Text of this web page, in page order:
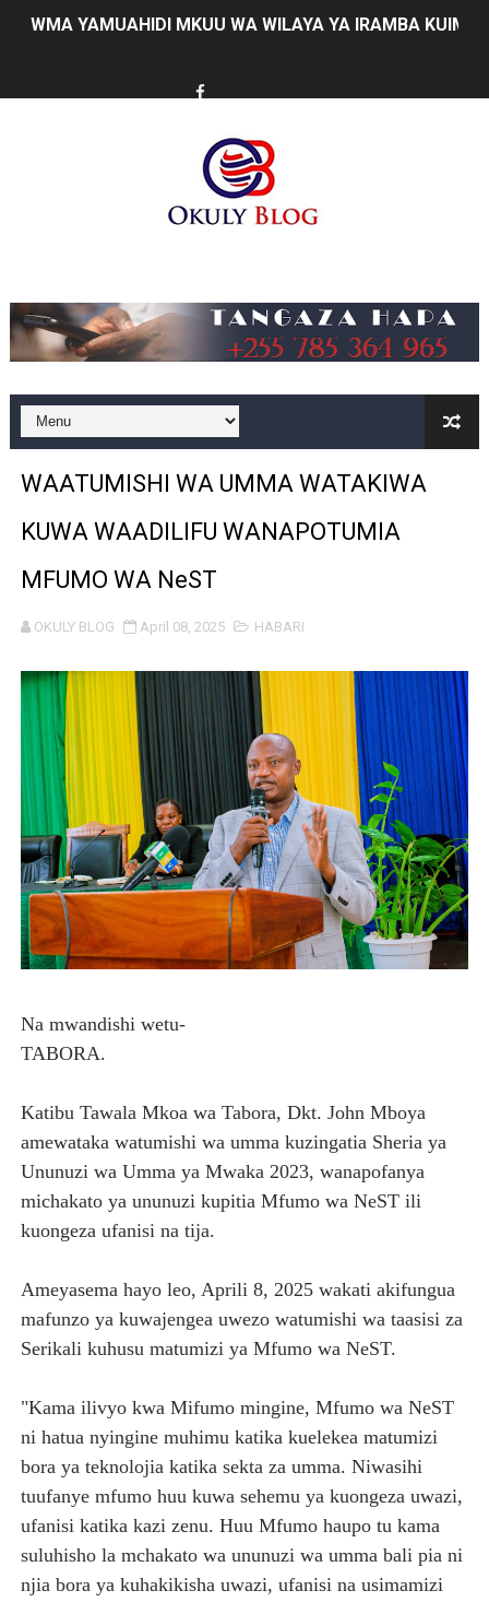
WMA YAMUAHIDI MKUU WA WILAYA YA IRAMBA
MUSOMA YATOA TENDA ZA SH. MILIONI 99 KWA
KILA KILO INAYOPOTEA NI SHILINGI INAYOPOTEA -
WIZARA YA MAWASILIANO YATAJA MAFANIKIO
FCC YAIMARISHA ELIMU YA USHINDANI NA ULINZI WA
Prof. Kabudi ahimiza matumizi ya teknolojia za kisasa
WAZIRI SANGU AZITAKA PSSSF,NSSF,WCF NA OSHA
MTENDAJI MKUU WMA AHAMASISHA WANANCHI
RAIS SAMIA AIPONGEZA TADB KUWA MDHAMINI
REA YAPELEKA FURSA YA MKOPO NAFUU WA UJENZI
Msajili wa Hazina ateta na Rais wa Benki ya Biashara
MHANDISI SWEDI: NANENANE NI FURSA YA
TEKNOLOJIA YA NYUKLIA: MSAADA MKUBWA KATIKA
WMA YAPONGEZWA KWA KUANZISHA KLABU ZA
TACAIDS YASISITIZA KINGA DHIDI YA UKIMWI KULINDA
LONDO: KUONGEZA THAMANI YA MAZAO NDIO NJIA
WRRB YAJA NA UBUNIFU KWENYE ZAO LA PARACHICHI
KIONGOZI MSTAAFU WA WMA ASEMA VIPIMO SAHIHI
WAATUMISHI WA UMMA WATAKIWA
KUWA WAADILIFU WANAPOTUMIA
MFUMO WA NeST
OKULY BLOG April 08, 2025 HABARI
Na mwandishi wetu-
TABORA.
Katibu Tawala Mkoa wa Tabora, Dkt. John Mboya
amewataka watumishi wa umma kuzingatia Sheria ya
Ununuzi wa Umma ya Mwaka 2023, wanapofanya
michakato ya ununuzi kupitia Mfumo wa NeST ili
kuongeza ufanisi na tija.
Ameyasema hayo leo, Aprili 8, 2025 wakati akifungua
mafunzo ya kuwajengea uwezo watumishi wa taasisi za
Serikali kuhusu matumizi ya Mfumo wa NeST.
"Kama ilivyo kwa Mifumo mingine, Mfumo wa NeST
ni hatua nyingine muhimu katika kuelekea matumizi
bora ya teknolojia katika sekta za umma. Niwasihi
tuufanye mfumo huu kuwa sehemu ya kuongeza uwazi,
ufanisi katika kazi zenu. Huu Mfumo haupo tu kama
suluhisho la mchakato wa ununuzi wa umma bali pia ni
njia bora ya kuhakikisha uwazi, ufanisi na usimamizi